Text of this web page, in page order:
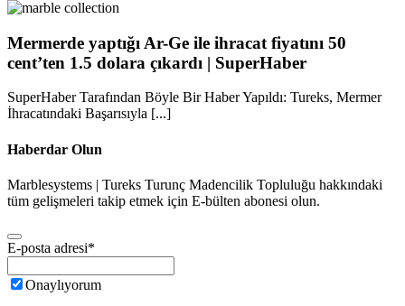
Mermerde yaptığı Ar-Ge ile ihracat fiyatını 50
cent’ten 1.5 dolara çıkardı | SuperHaber
SuperHaber Tarafından Böyle Bir Haber Yapıldı: Tureks, Mermer
İhracatındaki Başarısıyla [...]
Haberdar Olun
Marblesystems | Tureks Turunç Madencilik Topluluğu hakkındaki
tüm gelişmeleri takip etmek için E-bülten abonesi olun.
E-posta adresi*
Onaylıyorum